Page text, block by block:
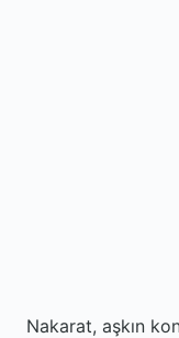
Nakarat, aşkın